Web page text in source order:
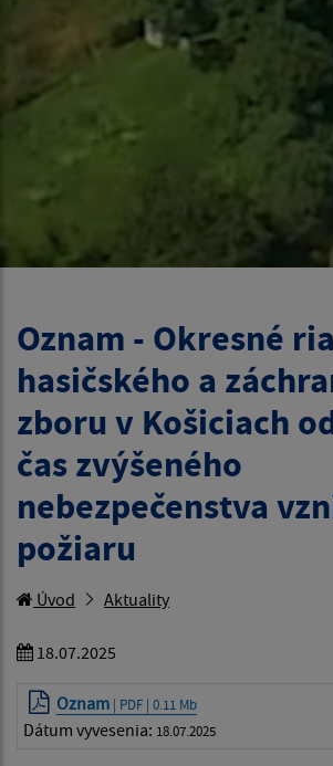
Oznam - Okresné
hasičského a
zboru v Košiciach
čas zvýšeného
nebezpečenstva
požiaru
Úvod Aktuality
18.07.2025
Oznam | PDF | 0.11 Mb
Dátum vyvesenia: 18.07.2025